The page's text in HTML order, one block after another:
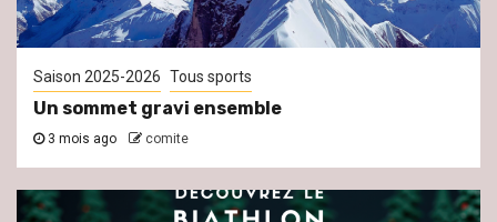
Saison 2025-2026 Tous sports
Un sommet gravi ensemble
3 mois ago comite